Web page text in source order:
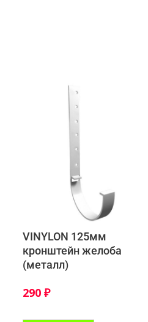
VINYLON 125мм
кронштейн желоба
(металл)
290₽